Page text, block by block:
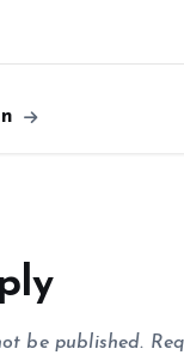
be published.